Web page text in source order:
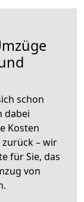
schon
dabei
Kosten
zurück – wir
für Sie, das
von